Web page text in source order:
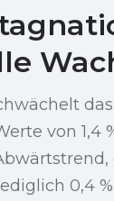
von 1,4
0,4